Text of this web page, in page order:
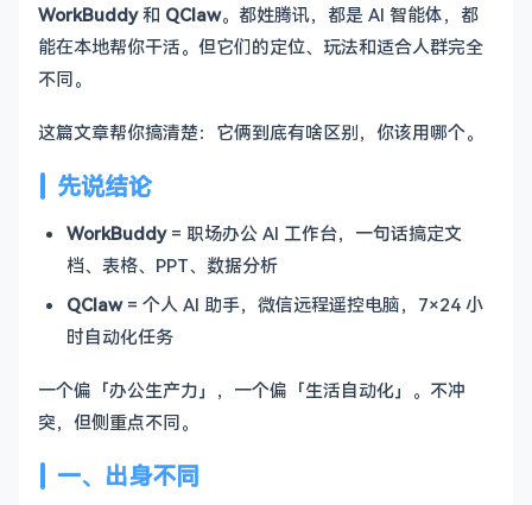
WorkBuddy和 QClaw。都姓腾讯，都是 AI 智能体，都
能在本地帮你干活。但它们的定位、玩法和适合人群完全
不同。
这篇文章帮你搞清楚：它俩到底有啥区别，你该用哪个。
先说结论
WorkBuddy= 职场办公 AI 工作台，一句话搞定文
档、表格、PPT、数据分析
QClaw= 个人 AI 助手，微信远程遥控电脑，7×24 小
时自动化任务
一个偏「办公生产力」，一个偏「生活自动化」。不冲
突，但侧重点不同。
一、出身不同